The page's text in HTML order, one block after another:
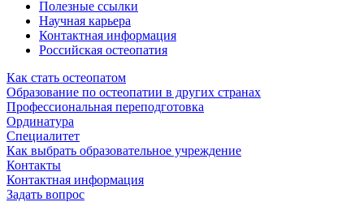
Полезные ссылки
Научная карьера
Контактная информация
Российская остеопатия
Как стать остеопатом
Образование по остеопатии в других странах
Профессиональная переподготовка
Ординатура
Специалитет
Как выбрать образовательное учреждение
Контакты
Контактная информация
Задать вопрос